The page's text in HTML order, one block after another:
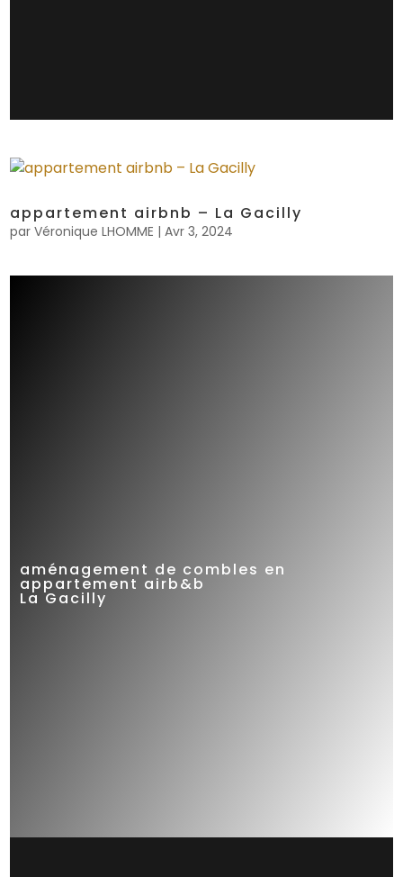
appartement airbnb – La Gacilly
parVéronique LHOMME |Avr 3, 2024
aménagement de combles en
appartement airb&b
La Gacilly